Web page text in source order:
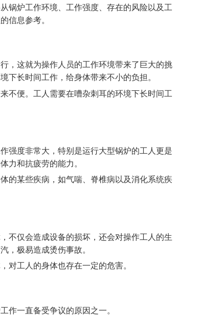
锅炉工作环境、工作强度、存在的风险以及工
信息参考。
，这就为操作人员的工作环境带来了巨大的挑
长时间工作，给身体带来不小的负担。
不便。工人需要在嘈杂刺耳的环境下长时间工
强度非常大，特别是运行大型锅炉的工人更是
力和抗疲劳的能力。
的某些疾病，如气喘、脊椎病以及消化系统疾
不仅会造成设备的损坏，还会对操作工人的生
，极易造成烫伤事故。
对工人的身体也存在一定的危害。
作一直备受争议的原因之一。